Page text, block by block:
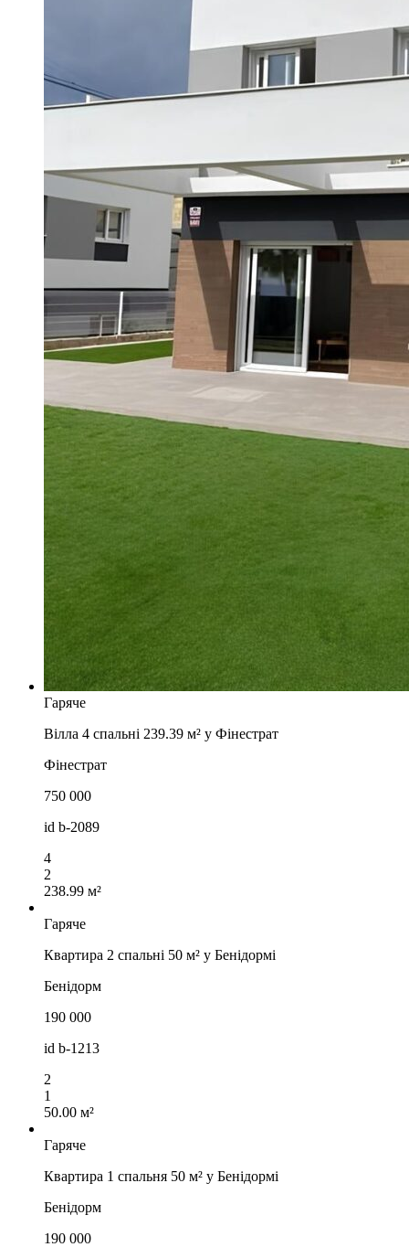
Гаряче
Вілла 4 спальні 239.39 м² у Фінестрат
Фінестрат
750 000
id b-2089
4
2
238.99 м²
Гаряче
Квартира 2 спальні 50 м² у Бенідормі
Бенідорм
190 000
id b-1213
2
1
50.00 м²
Гаряче
Квартира 1 спальня 50 м² у Бенідормі
Бенідорм
190 000